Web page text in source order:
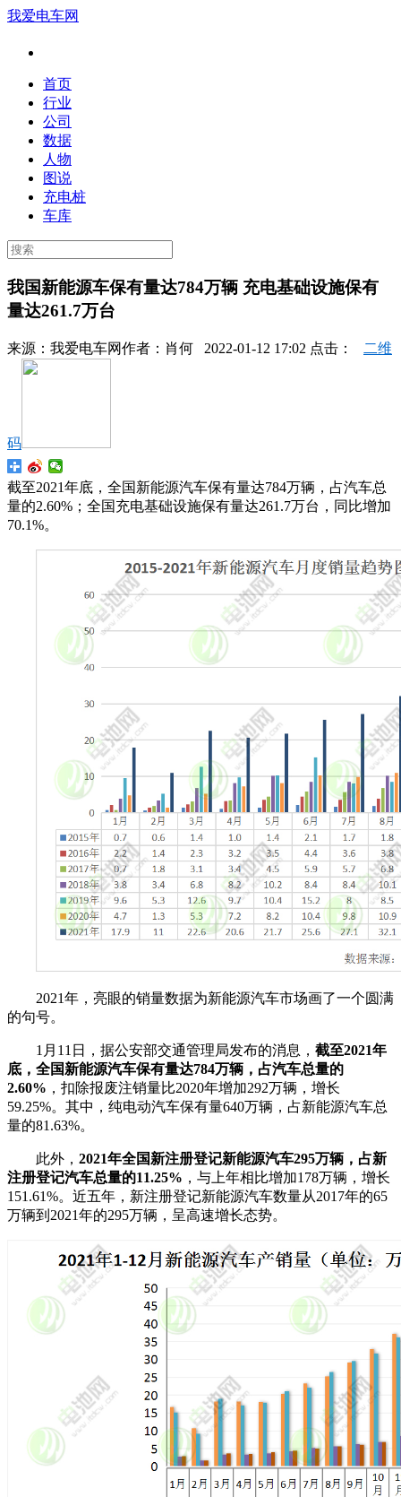
我爱电车网
首页
行业
公司
数据
人物
图说
充电桩
车库
我国新能源车保有量达784万辆 充电基础设施保有
量达261.7万台
来源： 我爱电车网作者： 肖何 2022-01-12 17:02 点击： 二维
码
截至2021年底，全国新能源汽车保有量达784万辆，占汽车总
量的2.60%；全国充电基础设施保有量达261.7万台，同比增加
70.1%。
2021年，亮眼的销量数据为新能源汽车市场画了一个圆满
的句号。
1月11日，据公安部交通管理局发布的消息， 截至2021年
底，全国新能源汽车保有量达784万辆，占汽车总量的
2.60% ，扣除报废注销量比2020年增加292万辆，增长
59.25%。其中，纯电动汽车保有量640万辆，占新能源汽车总
量的81.63%。
此外， 2021年全国新注册登记新能源汽车295万辆，占新
注册登记汽车总量的11.25% ，与上年相比增加178万辆，增长
151.61%。近五年，新注册登记新能源汽车数量从2017年的65
万辆到2021年的295万辆，呈高速增长态势。